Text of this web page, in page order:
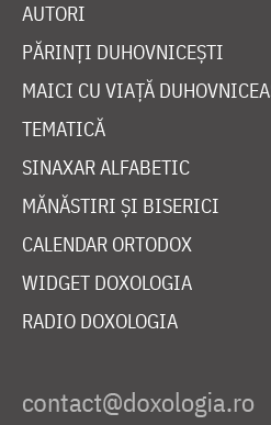
AUTORI
PĂRINȚI DUHOVNICEȘTI
MAICI CU VIAȚĂ
TEMATICĂ
SINAXAR ALFABETIC
MĂNĂSTIRI ȘI BISERICI
CALENDAR ORTODOX
WIDGET DOXOLOGIA
RADIO DOXOLOGIA